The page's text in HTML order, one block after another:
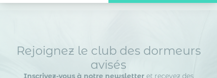
Rejoignez le club des dormeurs
avisés